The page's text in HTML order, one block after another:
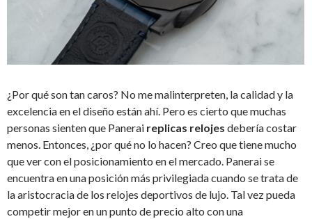
¿Por qué son tan caros? No me malinterpreten, la calidad y la
excelencia en el diseño están ahí. Pero es cierto que muchas
personas sienten que Panerai replicas relojes debería costar
menos. Entonces, ¿por qué no lo hacen? Creo que tiene mucho
que ver con el posicionamiento en el mercado. Panerai se
encuentra en una posición más privilegiada cuando se trata de
la aristocracia de los relojes deportivos de lujo. Tal vez pueda
competir mejor en un punto de precio alto con una